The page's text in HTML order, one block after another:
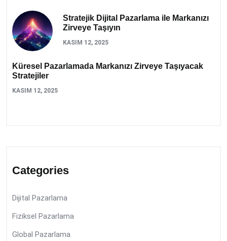
Stratejik Dijital Pazarlama ile Markanızı
Zirveye Taşıyın
KASIM 12, 2025
Küresel Pazarlamada Markanızı Zirveye Taşıyacak
Stratejiler
KASIM 12, 2025
Categories
Dijital Pazarlama
Fiziksel Pazarlama
Global Pazarlama